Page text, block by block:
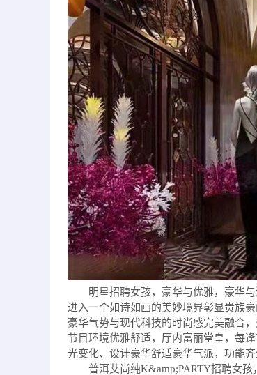
明星招聘女孩，豪华与优雅，豪华
进入一个如诗如画的美妙境界彰显贵族
豪华气势与现代科技的时尚感完美融合
节目环境优雅舒适，厅内富丽堂皇，每
光变化、设计豪华舒适豪华气派，功能
普洱艾尚纯K&amp;PARTY招聘女